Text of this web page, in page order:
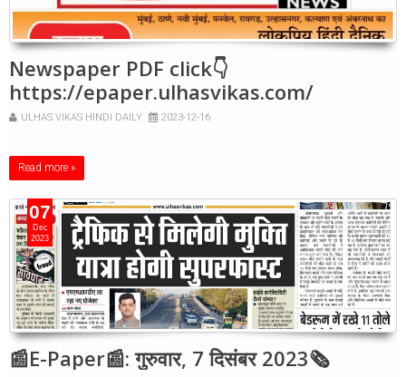
Newspaper PDF click👇
https://epaper.ulhasvikas.com/
ULHAS VIKAS HINDI DAILY 2023-12-16
Read more »
07
Dec
2023
📰E-Paper📰: गुरुवार, 7 दिसंबर 2023🗞